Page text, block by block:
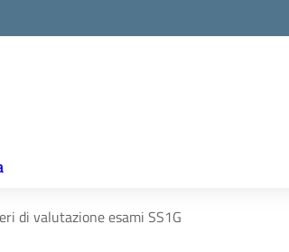
di valutazione esami SS1G